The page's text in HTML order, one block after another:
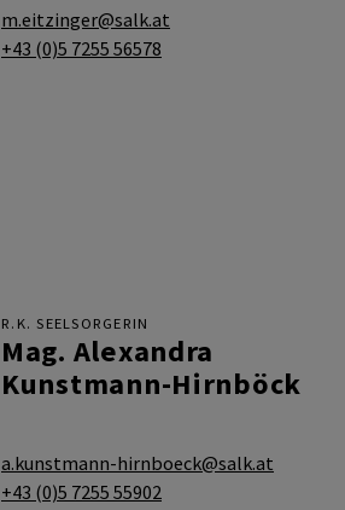
m.eitzinger@salk.at
+43 (0)5 7255 56578
R.K. SEELSORGERIN
Mag. Alexandra
Kunstmann-Hirnböck
a.kunstmann-hirnboeck@salk.at
+43 (0)5 7255 55902